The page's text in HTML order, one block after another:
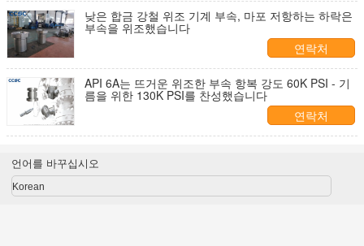
낮은 합금 강철 위조 기계 부속, 마포 저항하는 하락은
부속을 위조했습니다
연락처
API 6A는 뜨거운 위조한 부속 항복 강도 60K PSI - 기
름을 위한 130K PSI를 찬성했습니다
연락처
언어를 바꾸십시오
Korean